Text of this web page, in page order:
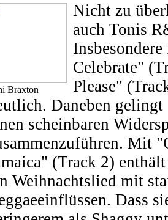
Braxton
Nicht zu
auch Tonis
Celebrate"
Please"
Daneben gelingt
scheinbaren
Mit
(Track 2)
Weihnachtslied mit
Dass